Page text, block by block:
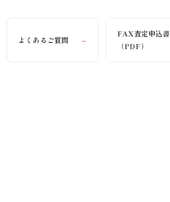
よくあるご質問 →
FAX査定申込書
（PDF）